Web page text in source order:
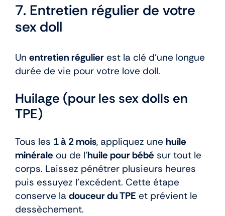
7. Entretien régulier de votre
sex doll
Un entretien régulier est la clé d’une longue
durée de vie pour votre love doll.
Huilage (pour les sex dolls en
TPE)
Tous les 1 à 2 mois, appliquez une huile
minérale ou de l’huile pour bébé sur tout le
corps. Laissez pénétrer plusieurs heures
puis essuyez l’excédent. Cette étape
conserve la douceur du TPE et prévient le
dessèchement.